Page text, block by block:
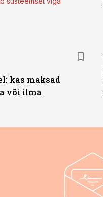
kas maksad
või ilma